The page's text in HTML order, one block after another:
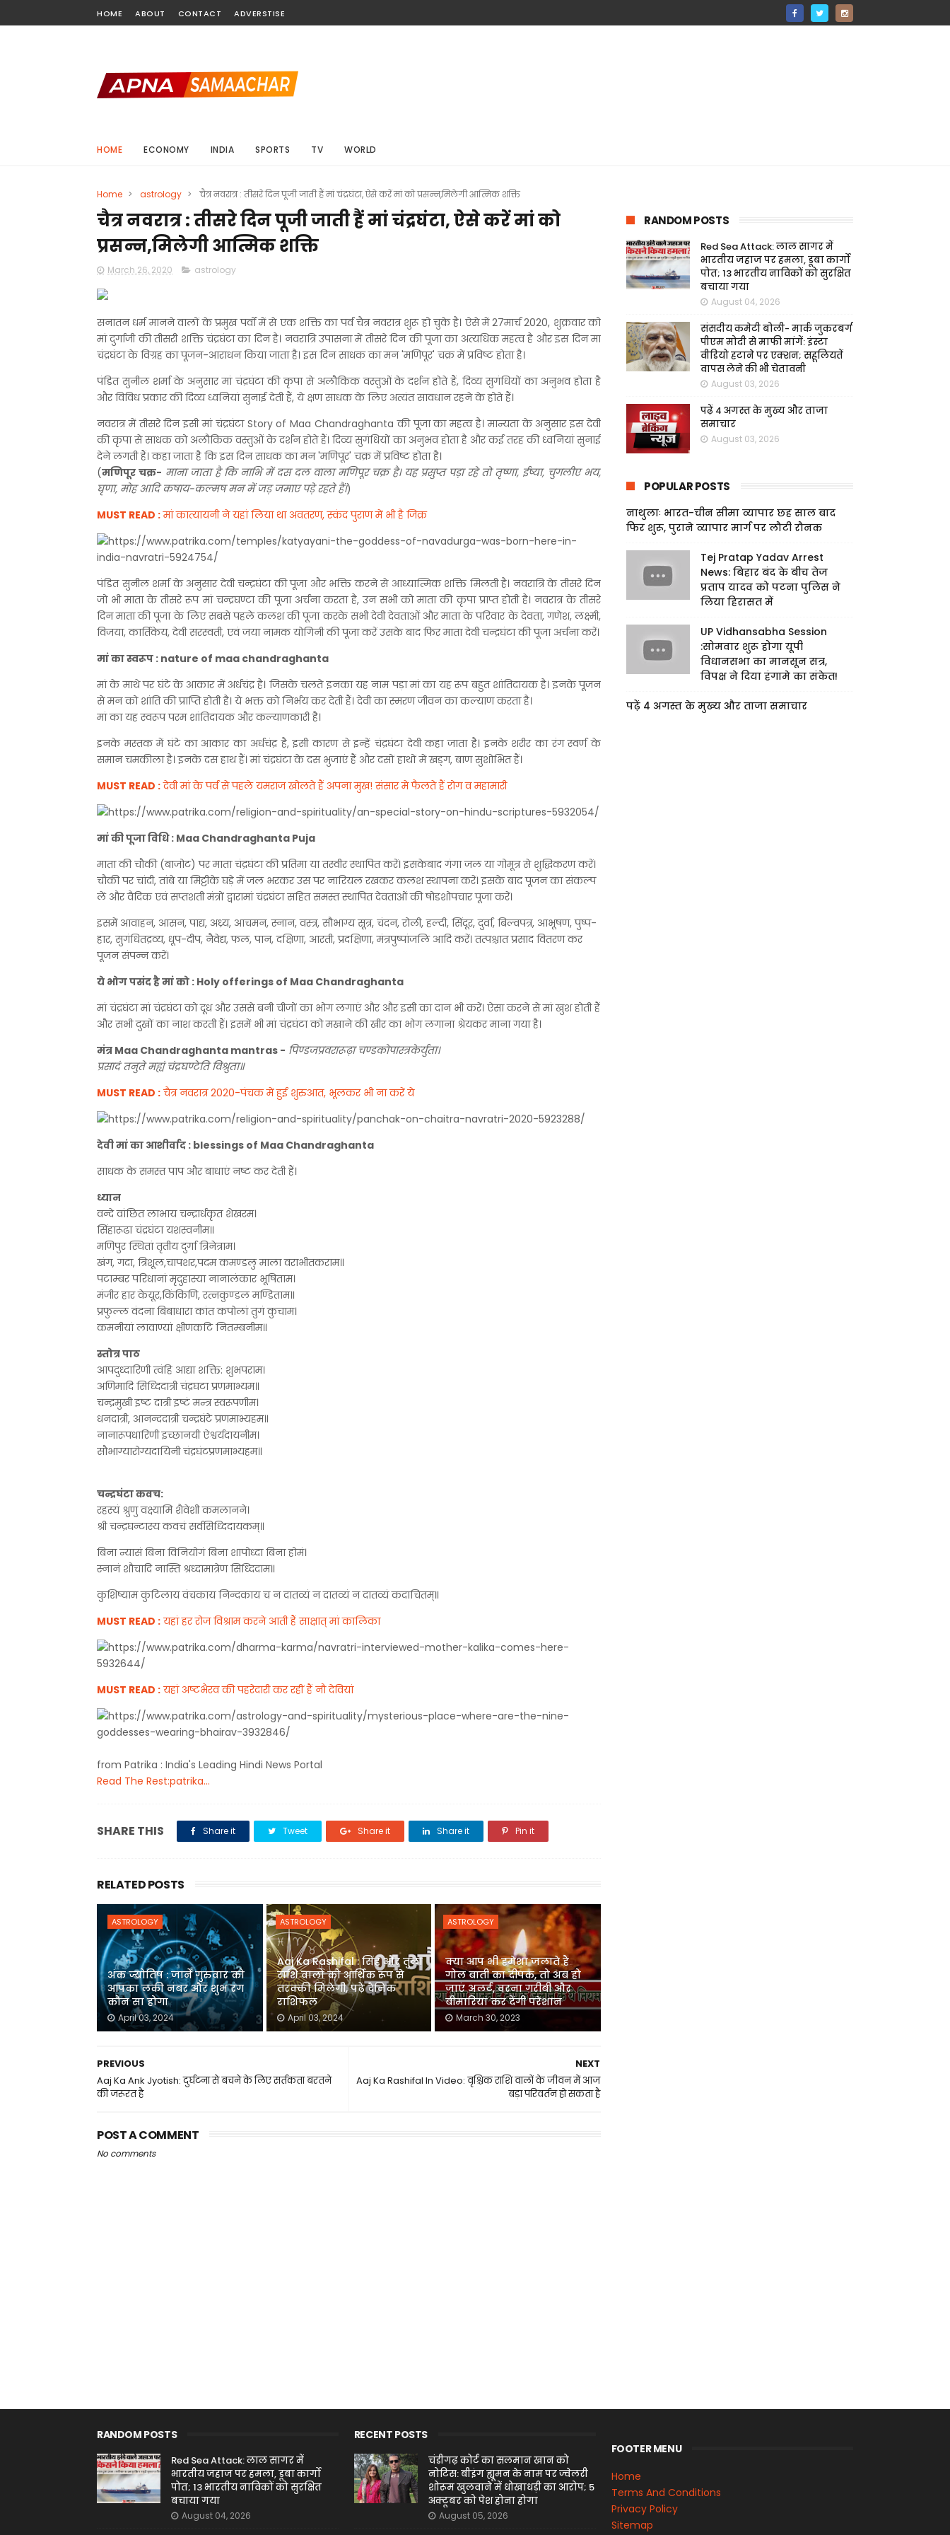
HOME ABOUT CONTACT ADVERSTISE
HOME ECONOMY INDIA SPORTS TV WORLD
Home > astrology > चैत्र नवरात्र : तीसरे दिन पूजी जाती हैं मां चंद्रघंटा, ऐसे करें मां को प्रसन्न,मिलेगी आत्मिक शक्ति
चैत्र नवरात्र : तीसरे दिन पूजी जाती हैं मां चंद्रघंटा, ऐसे करें मां को
प्रसन्न,मिलेगी आत्मिक शक्ति
March 26, 2020 astrology
सनातन धर्म मानने वालों के प्रमुख पर्वों में से एक शक्ति का पर्व चैत्र नवरात्र शुरू हो चुके है। ऐसे में 27मार्च 2020, शुक्रवार को
मां दुर्गाजी की तीसरी शक्ति चंद्रघंटा का दिन है। नवरात्रि उपासना में तीसरे दिन की पूजा का अत्यधिक महत्व है और इस दिन मा
चंद्रघंटा के विग्रह का पूजन-आराधन किया जाता है। इस दिन साधक का मन 'मणिपूर' चक्र में प्रविष्ट होता है।
पंडित सुनील शर्मा के अनुसार मां चंद्रघंटा की कृपा से अलौकिक वस्तुओं के दर्शन होते हैं, दिव्य सुगंधियों का अनुभव होता है
और विविध प्रकार की दिव्य ध्वनियां सुनाई देती हैं, ये क्षण साधक के लिए अत्यंत सावधान रहने के होते हैं।
नवरात्र में तीसरे दिन इसी मां चंद्रघंटा Story of Maa Chandraghanta की पूजा का महत्व है। मान्यता के अनुसार इस देवी
की कृपा से साधक को अलौकिक वस्तुओं के दर्शन होते हैं। दिव्य सुगंधियों का अनुभव होता है और कई तरह की ध्वनियां सुनाई
देने लगती हैं। कहा जाता है कि इस दिन साधक का मन 'मणिपूर' चक्र में प्रविष्ट होता है।
(मणिपूर चक्र- माना जाता है कि नाभि में दस दल वाला मणिपूर चक्र है। यह प्रसुप्त पड़ा रहे तो तृष्णा, ईष्या, चुगलीए भय,
घृणा, मोह आदि कषाय-कल्मष मन में जड़ जमाए पड़े रहते हैं।)
MUST READ :मां कात्यायनी ने यहां लिया था अवतरण, स्कंद पुराण में भी है जिक्र
पंडित सुनील शर्मा के अनुसार देवी चन्द्रघंटा की पूजा और भक्ति करने से आध्यात्मिक शक्ति मिलती है। नवरात्रि के तीसरे दिन
जो भी माता के तीसरे रूप मां चन्द्रघण्टा की पूजा अर्चना करता है, उन सभी को माता की कृपा प्राप्त होती है। नवरात्र के तीसरे
दिन माता की पूजा के लिए सबसे पहले कलश की पूजा करके सभी देवी देवताओं और माता के परिवार के देवता, गणेश, लक्ष्मी,
विजया, कार्तिकेय, देवी सरस्वती, एवं जया नामक योगिनी की पूजा करें उसके बाद फिर माता देवी चन्द्रघंटा की पूजा अर्चना करें।
मां का स्वरूप : nature of maa chandraghanta
मां के माथे पर घंटे के आकार में अर्धचंद्र है। जिसके चलते इनका यह नाम पड़ा मां का यह रूप बहुत शांतिदायक है। इनके पूजन
से मन को शांति की प्राप्ति होती है। ये भक्त को निर्भय कर देती हैं। देवी का स्मरण जीवन का कल्याण करता है।
मां का यह स्वरूप परम शांतिदायक और कल्याणकारी है।
इनके मस्तक में घंटे का आकार का अर्धचंद्र है, इसी कारण से इन्हें चंद्रघंटा देवी कहा जाता है। इनके शरीर का रंग स्वर्ण के
समान चमकीला है। इनके दस हाथ हैं। मां चंद्रघंटा के दस भुजाएं हैं और दसों हाथों में खड्ग, बाण सुशोभित हैं।
MUST READ :देवी मां के पर्व से पहले यमराज खोलते हैं अपना मुख! संसार मे फैलते हैं रोग व महामारी
मां की पूजा विधि : Maa Chandraghanta Puja
माता की चौकी (बाजोट) पर माता चंद्रघंटा की प्रतिमा या तस्वीर स्थापित करें। इसकेबाद गंगा जल या गोमूत्र से शुद्धिकरण करें।
चौकी पर चांदी, तांबे या मिट्टीके घड़े में जल भरकर उस पर नारियल रखकर कलश स्थापना करें। इसके बाद पूजन का संकल्प
लें और वैदिक एवं सप्तशती मंत्रों द्वारामां चंद्रघंटा सहित समस्त स्थापित देवताओं की षोडशोपचार पूजा करें।
इसमें आवाहन, आसन, पाद्य, अध्र्य, आचमन, स्नान, वस्त्र, सौभाग्य सूत्र, चंदन, रोली, हल्दी, सिंदूर, दुर्वा, बिल्वपत्र, आभूषण, पुष्प-
हार, सुगंधितद्रव्य, धूप-दीप, नैवेद्य, फल, पान, दक्षिणा, आरती, प्रदक्षिणा, मंत्रपुष्पांजलि आदि करें। तत्पश्चात प्रसाद वितरण कर
पूजन संपन्न करें।
ये भोग पसंद है मां को : Holy offerings of Maa Chandraghanta
मां चंद्रघंटा मां चंद्रघंटा को दूध और उससे बनी चीजों का भोग लगाएं और और इसी का दान भी करें। ऐसा करने से मां खुश होती हैं
और सभी दुखों का नाश करती हैं। इसमें भी मां चंद्रघंटा को मखाने की खीर का भोग लगाना श्रेयकर माना गया है।
मंत्र Maa Chandraghanta mantras - पिण्डजप्रवरारूढ़ा चण्डकोपास्त्रकेर्युता।
प्रसादं तनुते मह्यं चंद्रघण्टेति विश्रुता॥
MUST READ : चैत्र नवरात्र 2020-पंचक में हुई शुरुआत, भूलकर भी ना करें ये
देवी मां का आशीर्वाद : blessings of Maa Chandraghanta
साधक के समस्त पाप और बाधाएं नष्ट कर देती हैं।
ध्यान
वन्दे वांछित लाभाय चन्द्रार्धकृत शेखरम।
सिंहारूढा चंद्रघंटा यशस्वनीम॥
मणिपुर स्थितां तृतीय दुर्गा त्रिनेत्राम।
खंग, गदा, त्रिशूल,चापशर,पदम कमण्डलु माला वराभीतकराम॥
पटाम्बर परिधानां मृदुहास्या नानालंकार भूषिताम।
मंजीर हार केयूर,किंकिणि, रत्नकुण्डल मण्डिताम॥
प्रफुल्ल वंदना बिबाधारा कांत कपोलां तुगं कुचाम।
कमनीयां लावाण्यां क्षीणकटि नितम्बनीम॥
स्तोत्र पाठ
आपदुध्दारिणी त्वंहि आद्या शक्ति: शुभपराम।
अणिमादि सिध्दिदात्री चंद्रघटा प्रणमाभ्यम॥
चन्द्रमुखी इष्ट दात्री इष्टं मन्त्र स्वरूपणीम।
धनदात्री, आनन्ददात्री चन्द्रघंटे प्रणमाभ्यहम॥
नानारूपधारिणी इच्छानयी ऐश्वर्यदायनीम।
सौभाग्यारोग्यदायिनी चंद्रघंटप्रणमाभ्यहम॥
चन्द्रघंटा कवच:
रहस्यं श्रुणु वक्ष्यामि शैवेशी कमलानने।
श्री चन्द्रघन्टास्य कवचं सर्वसिध्दिदायकम्॥
बिना न्यासं बिना विनियोगं बिना शापोध्दा बिना होमं।
स्नानं शौचादि नास्ति श्रध्दामात्रेण सिध्दिदाम॥
कुशिष्याम कुटिलाय वंचकाय निन्दकाय च न दातव्यं न दातव्यं न दातव्यं कदाचितम्॥
MUST READ : यहां हर रोज विश्राम करने आती हैं साक्षात् मां कालिका
MUST READ : यहां अष्टभैरव की पहरेदारी कर रहीं हैं नौ देवियां
from Patrika : India's Leading Hindi News Portal
Read The Rest:patrika...
SHARE THIS Share it Tweet Share it Share it Pin it
RELATED POSTS
ASTROLOGY
अंक ज्योतिष : जानें गुरुवार को
आपका लकी नंबर और शुभ रंग
कौन सा होगा
April 03, 2024
ASTROLOGY
Aaj Ka Rashifal : सिंह और तुला
राशि वालों को आर्थिक रूप से
तरक्की मिलेगी, पढ़ें दैनिक
राशिफल
April 03, 2024
ASTROLOGY
क्या आप भी हमेशा जलाते हैं
गोल बाती का दीपक, तो अब हो
जाएं अलर्ट, वरना गरीबी और
बीमारियां कर देंगी परेशान
March 30, 2023
NEXT
Aaj Ka Rashifal In Video: वृश्चिक राशि वालों के जीवन में आज
बड़ा परिवर्तन हो सकता है
PREVIOUS
Aaj Ka Ank Jyotish: दुर्घटना से बचने के लिए सर्तकता बरतने
की जरूरत है
POST A COMMENT
No comments
RANDOM POSTS
Red Sea Attack: लाल सागर में
भारतीय जहाज पर हमला, डूबा कार्गो
पोत; 13 भारतीय नाविकों को सुरक्षित
बचाया गया
August 04, 2026
संसदीय कमेटी बोली- मार्क जुकरबर्ग
पीएम मोदी से माफी मांगें: इंस्टा
वीडियो हटाने पर एक्शन; सहूलियतें
वापस लेने की भी चेतावनी
August 03, 2026
पढ़ें 4 अगस्त के मुख्य और ताजा
समाचार
August 03, 2026
POPULAR POSTS
नाथुलाः भारत-चीन सीमा व्यापार छह साल बाद
फिर शुरू, पुराने व्यापार मार्ग पर लौटी रौनक
Tej Pratap Yadav Arrest
News: बिहार बंद के बीच तेज
प्रताप यादव को पटना पुलिस ने
लिया हिरासत में
UP Vidhansabha Session
:सोमवार शुरू होगा यूपी
विधानसभा का मानसून सत्र,
विपक्ष ने दिया हंगामे का संकेत!
पढ़ें 4 अगस्त के मुख्य और ताजा समाचार
RANDOM POSTS
Red Sea Attack: लाल सागर में
भारतीय जहाज पर हमला, डूबा कार्गो
पोत; 13 भारतीय नाविकों को सुरक्षित
बचाया गया
August 04, 2026
RECENT POSTS
चंडीगढ़ कोर्ट का सलमान खान को
नोटिस: बीइंग ह्यूमन के नाम पर ज्वेलरी
शोरूम खुलवाने में धोखाधड़ी का आरोप; 5
अक्टूबर को पेश होना होगा
August 05, 2026
FOOTER MENU
Home
Terms And Conditions
Privacy Policy
Sitemap